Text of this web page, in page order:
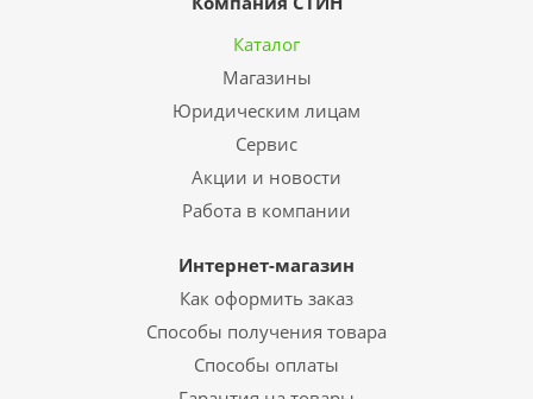
Каталог
Магазины
Юридическим лицам
Сервис
Акции и новости
Работа в компании
Интернет-магазин
Как оформить заказ
Способы получения товара
Способы оплаты